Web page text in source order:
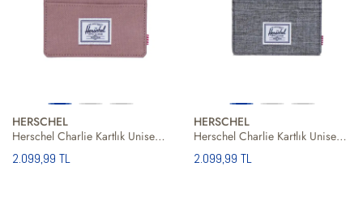
HERSCHEL
Herschel Charlie Kartlık Unisex Cüzdan
2.099,99 TL
HERSCHEL
Herschel Charlie Kartlık Unisex Cüzdan
2.099,99 TL